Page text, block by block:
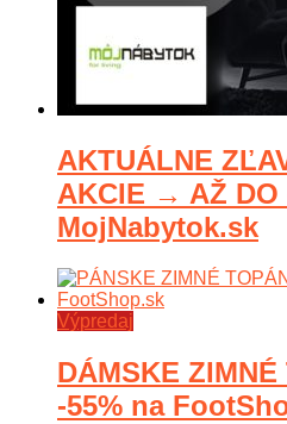
AKTUÁLNE
AKCIE → AŽ DO
MojNabytok.sk
Výpredaj
DÁMSKE
-55% na